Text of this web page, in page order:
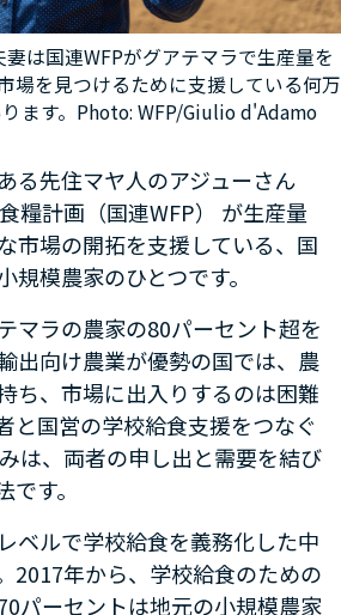
は国連WFPがグアテマラで生産量を
場を見つけるために支援している何万
ます。Photo: WFP/Giulio d'Adamo
る先住マヤ人のアジューさん
糧計画（国連WFP） が生産量
市場の開拓を支援している、国
規模農家のひとつです。
マラの農家の80パーセント超を
出向け農業が優勢の国では、農
ち、市場に出入りするのは困難
と国営の学校給食支援をつなぐ
は、両者の申し出と需要を結び
す。
ベルで学校給食を義務化した中
2017年から、学校給食のための
パーセントは地元の小規模農家